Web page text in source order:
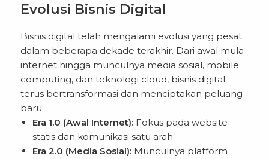
Evolusi Bisnis Digital
Bisnis digital telah mengalami evolusi yang pesat
dalam beberapa dekade terakhir. Dari awal mula
internet hingga munculnya media sosial, mobile
computing, dan teknologi cloud, bisnis digital
terus bertransformasi dan menciptakan peluang
baru.
Era 1.0 (Awal Internet): Fokus pada website
statis dan komunikasi satu arah.
Era 2.0 (Media Sosial): Munculnya platform